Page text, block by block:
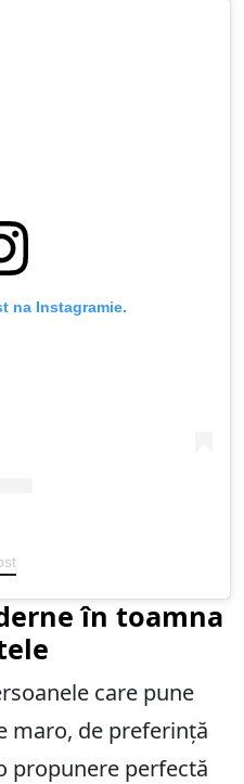
na Instagramie.
în toamna
care pune
maro, de preferință
propunere perfectă